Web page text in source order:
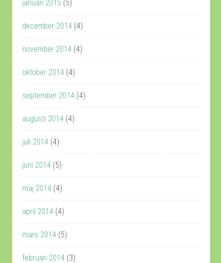
januari 2015 (5)
december 2014 (4)
november 2014 (4)
oktober 2014 (4)
september 2014 (4)
augusti 2014 (4)
juli 2014 (4)
juni 2014 (5)
maj 2014 (4)
april 2014 (4)
mars 2014 (5)
februari 2014 (3)